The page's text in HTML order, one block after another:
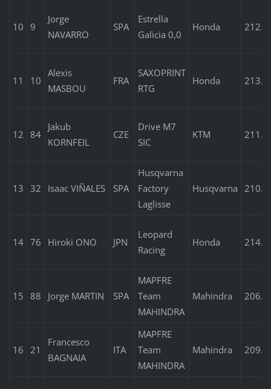
10 9
Jorge
NAVARRO
SPA
Estrella
Galicia 0,0
Honda 212.4
11 10
Alexis
MASBOU
FRA
SAXOPRINT
RTG
Honda 213.0
12 84
Jakub
KORNFEIL
CZE
Drive M7
SIC
KTM 211.2
13 32 Isaac VIÑALES SPA
Husqvarna
Factory
Laglisse
Husqvarna 210.1
14 76 Hiroki ONO JPN
Leopard
Racing
Honda 214.6
15 88 Jorge MARTIN SPA
MAPFRE
Team
MAHINDRA
Mahindra 206.3
16 21
Francesco
BAGNAIA
ITA
MAPFRE
Team
MAHINDRA
Mahindra 209.7